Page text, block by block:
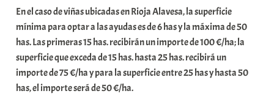
En el caso de viñas ubicadas en Rioja Alavesa, la superficie
mínima para optar a las ayudas es de 6 has y la máxima de 50
has. Las primeras 15 has. recibirán un importe de 100 €/ha; la
superficie que exceda de 15 has. hasta 25 has. recibirá un
importe de 75 €/ha y para la superficie entre 25 has y hasta 50
has, el importe será de 50 €/ha.